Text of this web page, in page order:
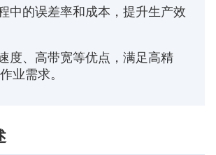
中的误差率和成本，提升生产效
度、高带宽等优点，满足高精
业需求。